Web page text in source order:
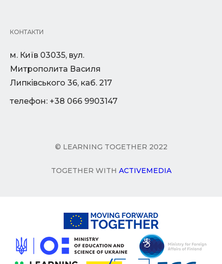
КОНТАКТИ
м. Київ 03035, вул.
Митрополита Василя
Липківського 36, каб. 217
телефон: +38 066 9903147
© LEARNING TOGETHER 2022
TOGETHER WITH ACTIVEMEDIA